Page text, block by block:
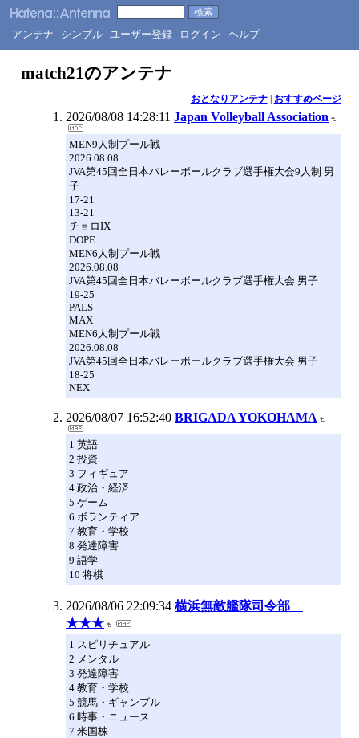
アンテナ シンプル ユーザー登録 ログイン ヘルプ
match21のアンテナ
おとなりアンテナ| おすすめページ
2026/08/08 14:28:11 Japan Volleyball Association
MEN9人制プール戦
2026.08.08
JVA第45回全日本バレーボールクラブ選手権大会9人制 男
子
17-21
13-21
チョロIX
DOPE
MEN6人制プール戦
2026.08.08
JVA第45回全日本バレーボールクラブ選手権大会 男子
19-25
PALS
MAX
MEN6人制プール戦
2026.08.08
JVA第45回全日本バレーボールクラブ選手権大会 男子
18-25
NEX
2026/08/07 16:52:40 BRIGADA YOKOHAMA
1 英語
2 投資
3 フィギュア
4 政治・経済
5 ゲーム
6 ボランティア
7 教育・学校
8 発達障害
9 語学
10 将棋
2026/08/06 22:09:34 横浜無敵艦隊司令部
★★★
1 スピリチュアル
2 メンタル
3 発達障害
4 教育・学校
5 競馬・ギャンブル
6 時事・ニュース
7 米国株